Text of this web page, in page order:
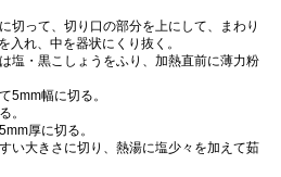
切って、切り口の部分を上にして、まわり
入れ、中を器状にくり抜く。
塩・黒こしょうをふり、加熱直前に薄力粉
5mm幅に切る。
。
厚に切る。
い大きさに切り、熱湯に塩少々を加えて茹